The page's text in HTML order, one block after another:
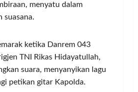
menyatu dalam
suasana.
ketika Danrem 043
TNI Rikas Hidayatullah,
suara, menyanyikan lagu
petikan gitar Kapolda.